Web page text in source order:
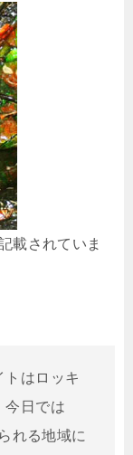
載されていま
トはロッキ
今日では
れる地域に